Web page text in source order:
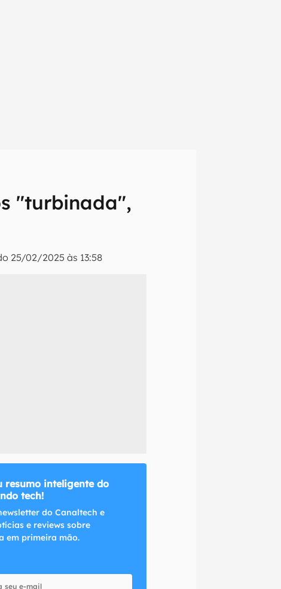
"turbinada",
25/02/2025 às 13:58
em primeira
resumo inteligente do
tech!
do Canaltech e
e reviews sobre
em primeira mão.